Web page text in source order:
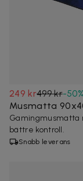
249 kr499 kr-50%
Musmatta
Gamingmusmatta
bättre kontroll.
Snabb leverans